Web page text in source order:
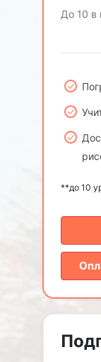
До 10 в
**до 10